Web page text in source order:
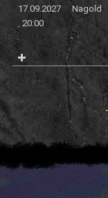
17.09.2027
20:00
Nagold